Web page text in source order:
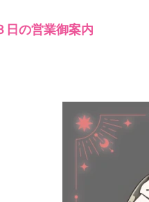
日の営業御案内